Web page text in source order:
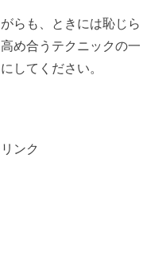
らも、ときには恥じら
め合うテクニックの一
してください。
ンク